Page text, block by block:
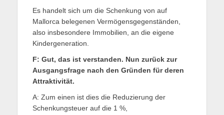
Es handelt sich um die Schenkung von auf
Mallorca belegenen Vermögensgegenständen,
also insbesondere Immobilien, an die eigene
Kindergeneration.
F: Gut, das ist verstanden. Nun zurück zur
Ausgangsfrage nach den Gründen für deren
Attraktivität.
A: Zum einen ist dies die Reduzierung der
Schenkungsteuer auf die 1 %,